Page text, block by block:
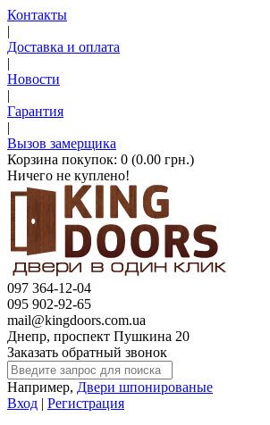
Контакты
|
Доставка и оплата
|
Новости
|
Гарантия
|
Вызов замерщика
Корзина покупок: 0 (0.00 грн.)
Ничего не куплено!
097 364-12-04
095 902-92-65
mail@kingdoors.com.ua
Днепр, проспект Пушкина 20
Заказать обратный звонок
Например, Двери шпонированые
Вход | Регистрация